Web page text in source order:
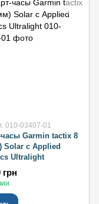
010-03407-01
Garmin tactix 8
Solar с Applied
Ultralight
грн